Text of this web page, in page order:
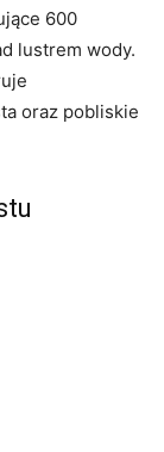
600
‌lustrem ⁢wody.
oraz pobliskie